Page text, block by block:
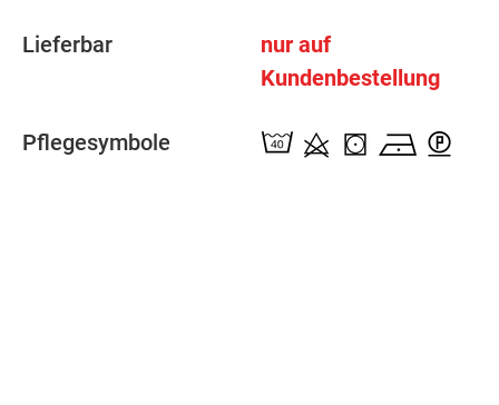
Lieferbar
nur auf
Kundenbestellung
Pflegesymbole